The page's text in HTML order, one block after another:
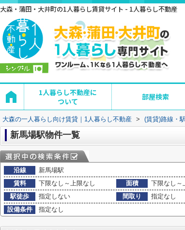
大森・蒲田・大井町の1人暮らし賃貸サイト - 1人暮らし不動産
1人暮らし不動産に
ついて
部屋検索
大森の一人暮らし向け賃貸｜1人暮らし不動産 > (賃貸)路線・
新馬場駅物件一覧
沿線
新馬場駅
賃料
下限なし～上限なし 面積 下限なし～
駅徒歩
指定しない 間取り
指定なし
設備条件
指定なし